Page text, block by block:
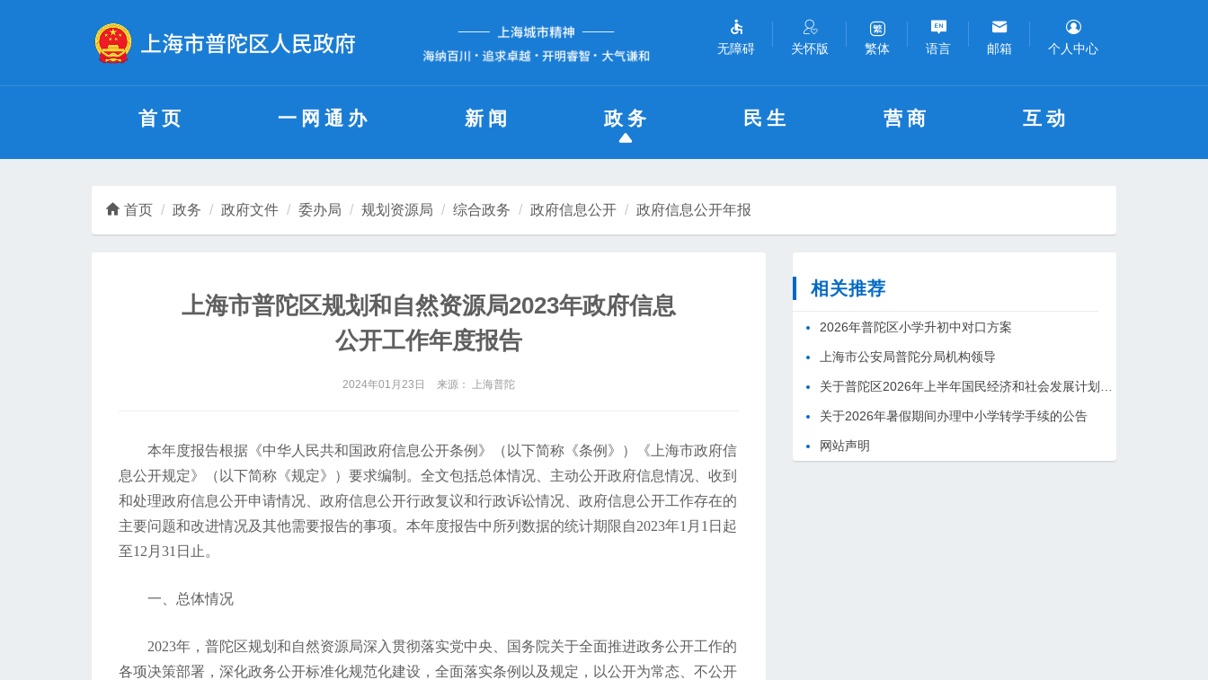
无障碍 关怀版 繁体 语言 邮箱 个人中心
首页 一网通办 新闻 政务 民生 营商 互动
首页 政务 政府文件 委办局 规划资源局 综合政务 政府信息公开 政府信息公开年报
上海市普陀区规划和自然资源局2023年政府信息
公开工作年度报告
2024年01月23日 来源： 上海普陀
本年度报告根据《中华人民共和国政府信息公开条例》（以下简称《条例》）《上海市政府信
息公开规定》（以下简称《规定》）要求编制。全文包括总体情况、主动公开政府信息情况、收到
和处理政府信息公开申请情况、政府信息公开行政复议和行政诉讼情况、政府信息公开工作存在的
主要问题和改进情况及其他需要报告的事项。本年度报告中所列数据的统计期限自2023年1月1日起
至12月31日止。
一、总体情况
2023年，普陀区规划和自然资源局深入贯彻落实党中央、国务院关于全面推进政务公开工作的
各项决策部署，深化政务公开标准化规范化建设，全面落实条例以及规定，以公开为常态、不公开
相关推荐
2026年普陀区小学升初中对口方案
上海市公安局普陀分局机构领导
关于2026年暑假期间办理中小学转学手续的公告
网站声明